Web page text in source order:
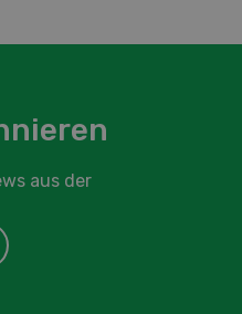
aus der